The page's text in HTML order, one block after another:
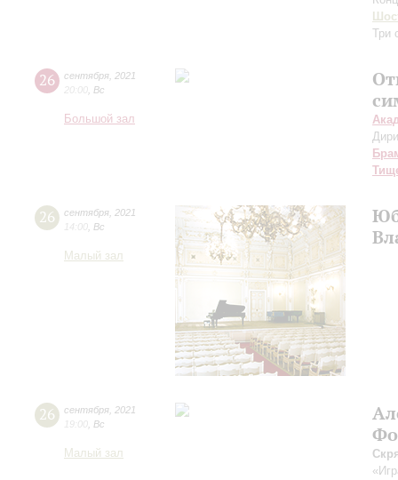
Три
26 сентября 2021
20:00 Вс
Большой зал
26 сентября 2021
14:00 Вс
Малый зал
26 сентября 2021
19:00 Вс
Малый зал